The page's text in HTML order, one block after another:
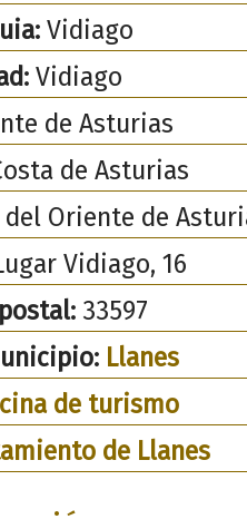
Vidiago
Vidiago
de Asturias
de Asturias
Oriente de
Vidiago, 16
33597
Llanes
de turismo
de Llanes